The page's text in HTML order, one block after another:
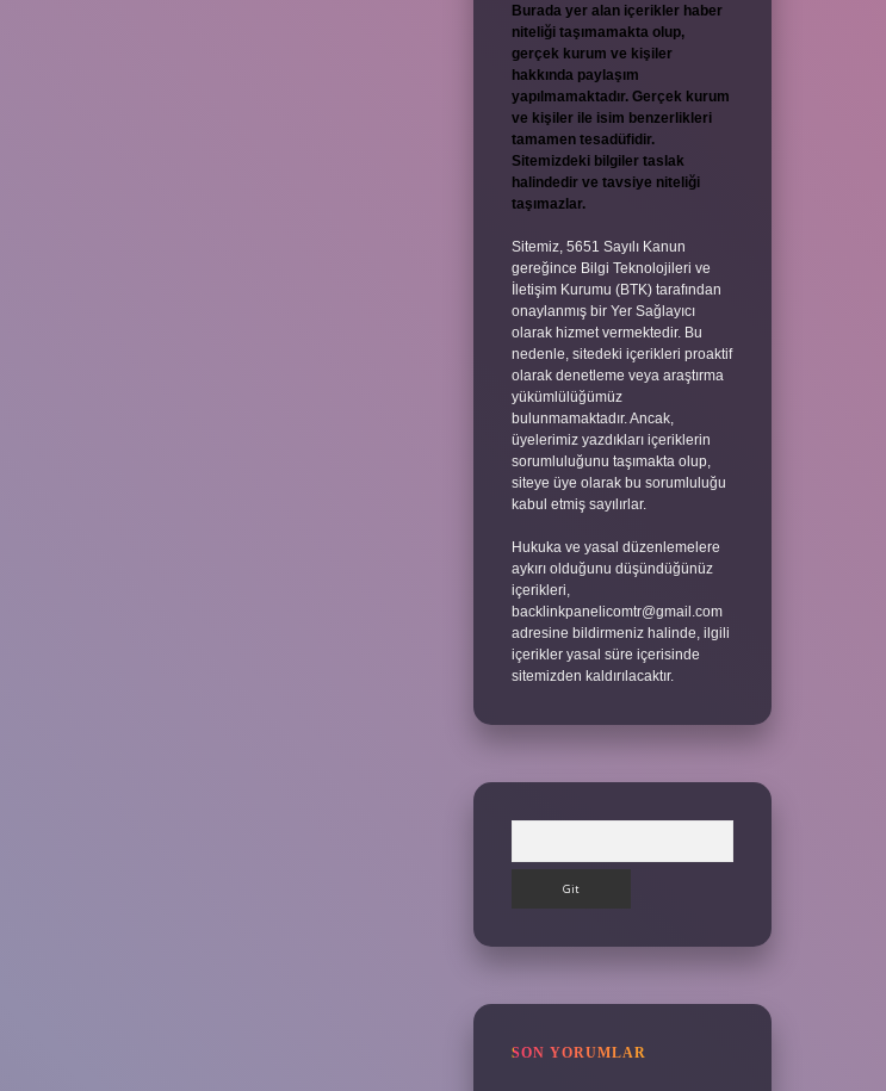
Burada yer alan içerikler haber
niteliği taşımamakta olup,
gerçek kurum ve kişiler
hakkında paylaşım
yapılmamaktadır. Gerçek kurum
ve kişiler ile isim benzerlikleri
tamamen tesadüfidir.
Sitemizdeki bilgiler taslak
halindedir ve tavsiye niteliği
taşımazlar.
Sitemiz, 5651 Sayılı Kanun
gereğince Bilgi Teknolojileri ve
İletişim Kurumu (BTK) tarafından
onaylanmış bir Yer Sağlayıcı
olarak hizmet vermektedir. Bu
nedenle, sitedeki içerikleri proaktif
olarak denetleme veya araştırma
yükümlülüğümüz
bulunmamaktadır. Ancak,
üyelerimiz yazdıkları içeriklerin
sorumluluğunu taşımakta olup,
siteye üye olarak bu sorumluluğu
kabul etmiş sayılırlar.
Hukuka ve yasal düzenlemelere
aykırı olduğunu düşündüğünüz
içerikleri,
backlinkpanelicomtr@gmail.com
adresine bildirmeniz halinde, ilgili
içerikler yasal süre içerisinde
sitemizden kaldırılacaktır.
SON YORUMLAR